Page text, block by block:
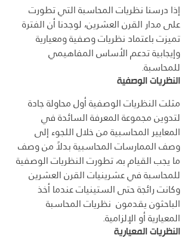
إذا درسنا نظريات المحاسبة التي تطورت
على مدار القرن العشرين، لوجدنا أن الفترة
تميزت باعتماد نظريات وصفية ومعيارية
وإيجابية تدعم الأساس المفاهيمي
للمحاسبة.
النظريات الوصفية
مثلت النظريات الوصفية أول محاولة جادة
لتدوين مجموعة المعرفة السائدة في
المعايير المحاسبية من خلال اللجوء إلى
وصف الممارسات المحاسبية بدلاً من وصف
ما يجب القيام به، تطورت النظريات الوصفية
للمحاسبة في عشرينيات القرن العشرين
وكانت رائجة حتى الستينيات عندما أخذ
الباحثون يقدمون  نظريات المحاسبة
المعيارية أو الإلزامية.
النظريات المعيارية